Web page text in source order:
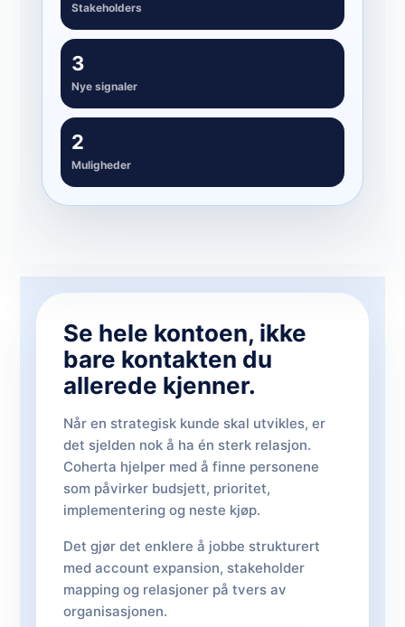
Stakeholders
3
Nye signaler
2
Muligheder
Se hele kontoen, ikke
bare kontakten du
allerede kjenner.
Når en strategisk kunde skal utvikles, er
det sjelden nok å ha én sterk relasjon.
Coherta hjelper med å finne personene
som påvirker budsjett, prioritet,
implementering og neste kjøp.
Det gjør det enklere å jobbe strukturert
med account expansion, stakeholder
mapping og relasjoner på tvers av
organisasjonen.